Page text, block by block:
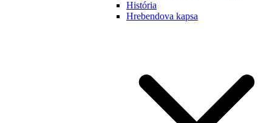
História
Hrebendova kapsa